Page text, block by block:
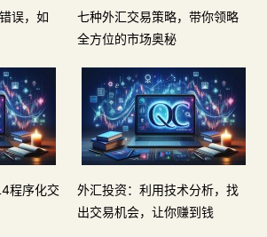
误，如
七种外汇交易策略，带你领略
全方位的市场奥秘
程序化交
外汇投资：利用技术分析，找
出交易机会，让你赚到钱